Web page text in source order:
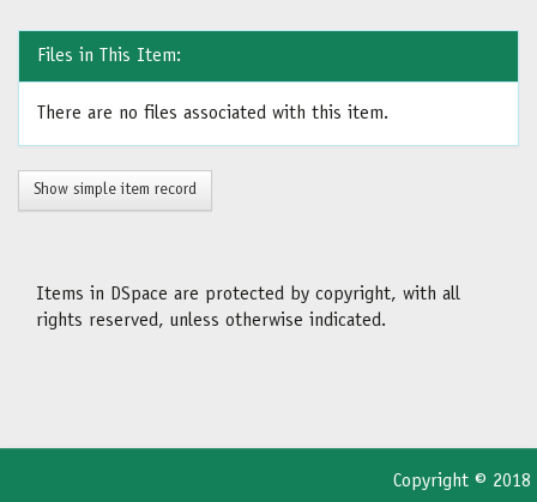
Files in This Item:
There are no files associated with this item.
Show simple item record
Items in DSpace are protected by copyright, with all
rights reserved, unless otherwise indicated.
Copyright © 2018